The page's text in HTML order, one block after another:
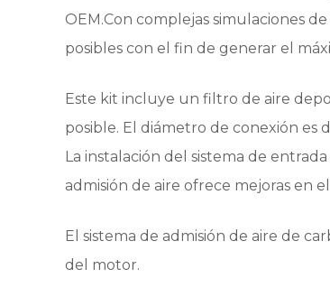
OEM.Con complejas simulaciones
posibles con el fin de generar el
Este kit incluye un filtro de aire
posible. El diámetro de conexión
La instalación del sistema de
admisión de aire ofrece mejoras en
El sistema de admisión de aire de
del motor.